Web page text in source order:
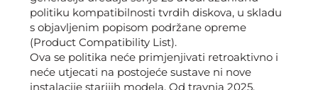
politiku kompatibilnosti tvrdih diskova, u skladu
s objavljenim popisom podržane opreme
(Product Compatibility List).
Ova se politika neće primjenjivati retroaktivno i
neće utjecati na postojeće sustave ni nove
instalacije starijih modela. Od travnja 2025.